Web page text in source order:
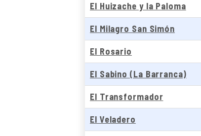
El Huizache y la Paloma
El Milagro San Simón
El Rosario
El Sabino (La Barranca)
El Transformador
El Veladero